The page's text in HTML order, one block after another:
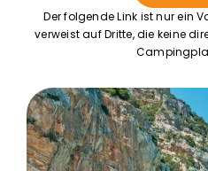
Der folgende Link ist nur ein
verweist auf Dritte, die keine